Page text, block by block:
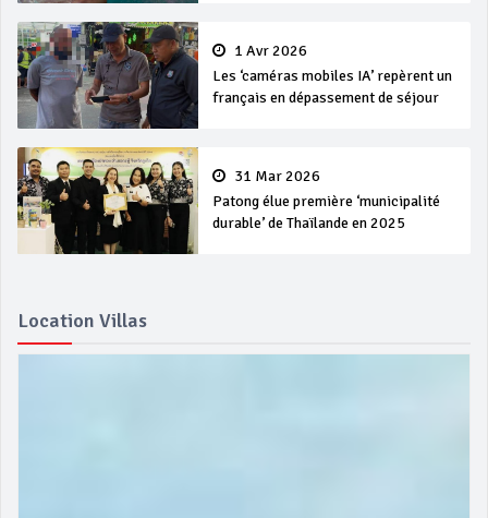
1 Avr 2026
Les ‘caméras mobiles IA’ repèrent un
français en dépassement de séjour
31 Mar 2026
Patong élue première ‘municipalité
durable’ de Thaïlande en 2025
Location Villas